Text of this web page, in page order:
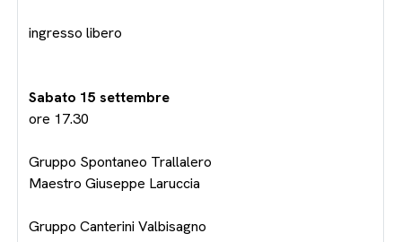
ingresso libero
Sabato 15 settembre
ore 17.30
Gruppo Spontaneo Trallalero
Maestro Giuseppe Laruccia
Gruppo Canterini Valbisagno